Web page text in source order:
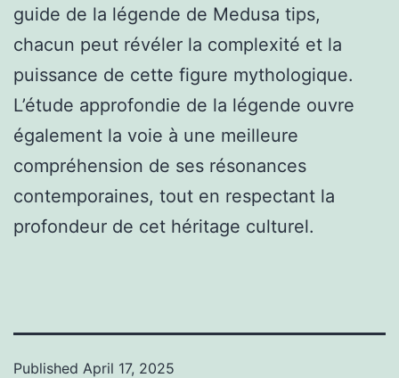
guide de la légende de Medusa tips,
chacun peut révéler la complexité et la
puissance de cette figure mythologique.
L’étude approfondie de la légende ouvre
également la voie à une meilleure
compréhension de ses résonances
contemporaines, tout en respectant la
profondeur de cet héritage culturel.
Published April 17, 2025